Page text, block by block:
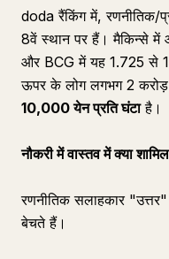
doda रैंकिंग में,
8वें स्थान पर हैं। मैकिन्से में
और BCG में यह 1.725 से
ऊपर के लोग लगभग 2
10,000 येन प्रति घंटाहै।
नौकरी में वास्तव में क्या
रणनीतिक सलाहकार
बेचते हैं।